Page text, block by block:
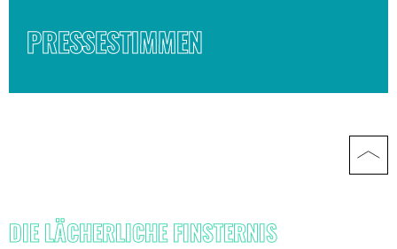
PRESSESTIMMEN
DIE LÄCHERLICHE FINSTERNIS